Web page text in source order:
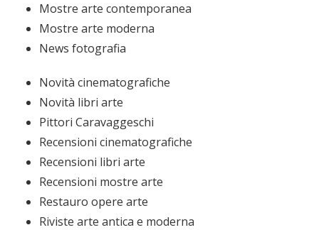
Mostre arte contemporanea
Mostre arte moderna
News fotografia
Novità cinematografiche
Novità libri arte
Pittori Caravaggeschi
Recensioni cinematografiche
Recensioni libri arte
Recensioni mostre arte
Restauro opere arte
Riviste arte antica e moderna